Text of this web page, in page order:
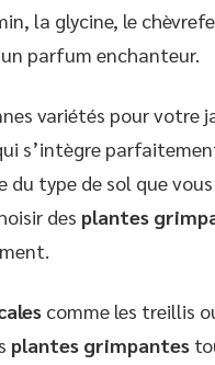
la glycine, le
parfum enchanteur.
variétés pour votre
s’intègre
du type de sol que
des plantes
comme les treillis
plantes grimpantes